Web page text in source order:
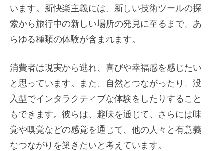
います。新快楽主義には、新しい技術ツールの探
索から旅行中の新しい場所の発見に至るまで、あ
らゆる種類の体験が含まれます。
消費者は現実から逃れ、喜びや幸福感を感じたい
と思っています。また、自然とつながったり、没
入型でインタラクティブな体験をしたりすること
もできます。彼らは、趣味を通じて、さらには味
覚や嗅覚などの感覚を通じて、他の人々と有意義
なつながりを築きたいと考えています。